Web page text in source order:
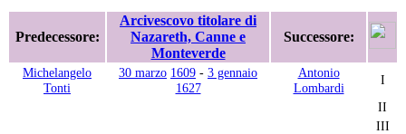
Predecessore:
Arcivescovo titolare di
Nazareth, Canne e
Monteverde
Successore:
Michelangelo
Tonti
30 marzo 1609 - 3 gennaio
1627
Antonio
Lombardi
I
II
III